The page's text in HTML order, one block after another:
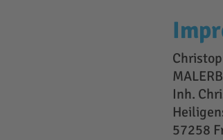
Inh.
57258